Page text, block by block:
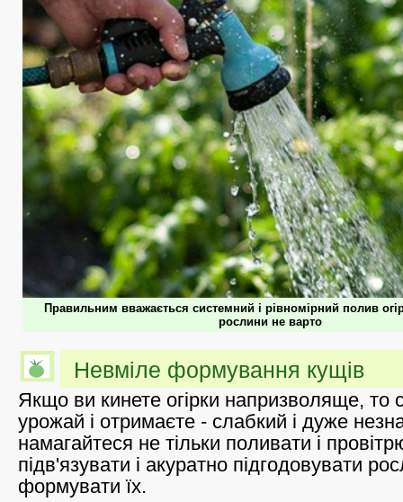
Правильним вважається системний і рівномірний полив
рослини не варто
Невміле формування кущів
Якщо ви кинете огірки напризволяще, то
урожай і отримаєте - слабкий і дуже
намагайтеся не тільки поливати і
підв'язувати і акуратно підгодовувати
формувати їх.